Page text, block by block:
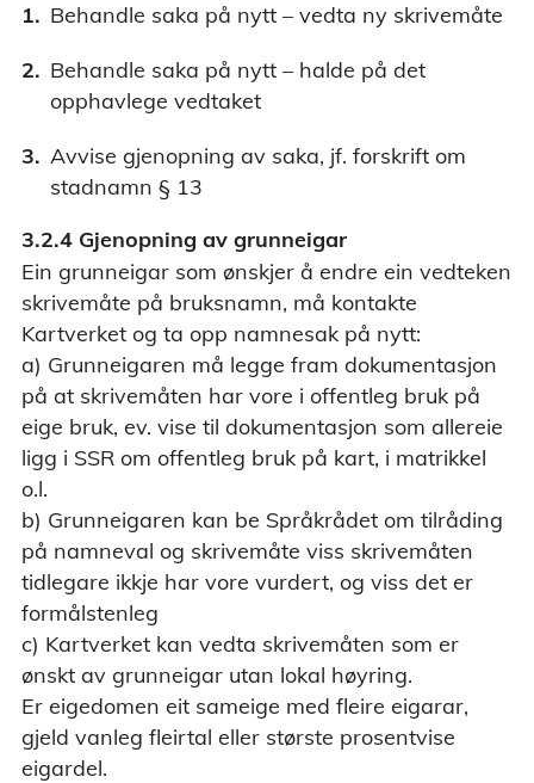
Behandle saka på nytt – vedta ny skrivemåte
Behandle saka på nytt – halde på det
opphavlege vedtaket
Avvise gjenopning av saka, jf. forskrift om
stadnamn § 13
3.2.4 Gjenopning av grunneigar
Ein grunneigar som ønskjer å endre ein vedteken
skrivemåte på bruksnamn, må kontakte
Kartverket og ta opp namnesak på nytt:
a) Grunneigaren må legge fram dokumentasjon
på at skrivemåten har vore i offentleg bruk på
eige bruk, ev. vise til dokumentasjon som allereie
ligg i SSR om offentleg bruk på kart, i matrikkel
o.l.
b) Grunneigaren kan be Språkrådet om tilråding
på namneval og skrivemåte viss skrivemåten
tidlegare ikkje har vore vurdert, og viss det er
formålstenleg
c) Kartverket kan vedta skrivemåten som er
ønskt av grunneigar utan lokal høyring.
Er eigedomen eit sameige med fleire eigarar,
gjeld vanleg fleirtal eller største prosentvise
eigardel.